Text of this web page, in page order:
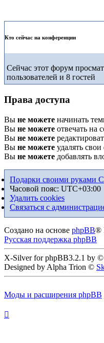
Кто сейчас на конференции
Сейчас этот форум
пользователей и 8 гостей
Права доступа
Вы не можете начинать
Вы не можете отвечать на
Вы не можете
Вы не можете удалять
Вы не можете добавлять
Подарки своими руками
Часовой пояс: UTC+03:00
Удалить cookies
Связаться с
Создано на основе phpBB®
Русская поддержка phpBB
X-Silver for phpBB3.2.1 by ©
Designed by Alpha Trion ©
Моды и расширения phpBB